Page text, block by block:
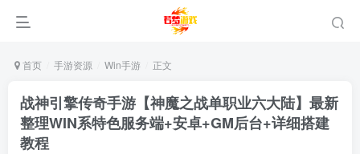
首页 手游资源 Win手游 正文
战神引擎传奇手游【神魔之战单职业六大陆】最新
整理WIN系特色服务端+安卓+GM后台+详细搭建
教程